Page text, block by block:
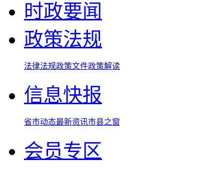
时政要闻
政策法规
法律法规政策文件政策解读
信息快报
省市动态最新资讯市县之窗
会员专区